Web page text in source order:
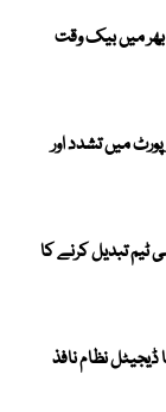
سے ملک بھر میں بیک وقت
میں تشدد اور
ٹیم تبدیل کرنے کا
ڈیجیٹل نظام نافذ